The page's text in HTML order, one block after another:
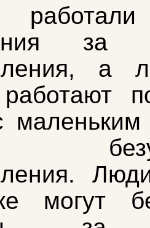
за
а
работают
могут